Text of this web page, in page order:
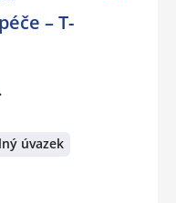
– T-
úvazek